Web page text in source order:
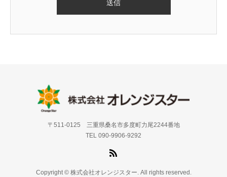
〒511-0125 三重県桑名市多度町力尾2244番地
TEL 090-9906-9292
Copyright © 株式会社オレンジスター. All rights reserved.